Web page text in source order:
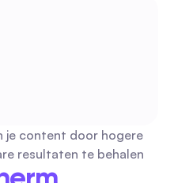
Voeg deze kopieer-en-plak
om uren te besparen en
je content door hogere
resultaten te behalen